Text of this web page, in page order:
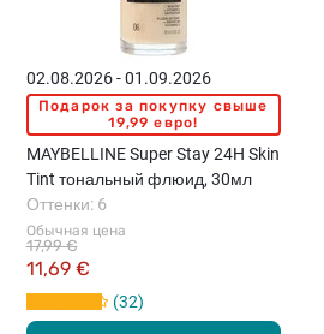
02.08.2026 - 01.09.2026
Подарок за покупку свыше
19,99 евро!
MAYBELLINE Super Stay 24H Skin
Tint тональный флюид, 30мл
Обычная цена
11,69 €
17,99 €
Оттенки: 6
32